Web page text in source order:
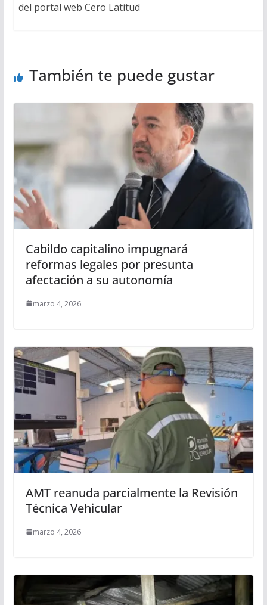
del portal web Cero Latitud
También te puede gustar
Cabildo capitalino impugnará
reformas legales por presunta
afectación a su autonomía
marzo 4, 2026
AMT reanuda parcialmente la Revisión
Técnica Vehicular
marzo 4, 2026